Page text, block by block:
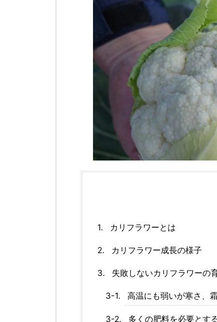
カリフラワーとは
カリフラワー成長の様子
失敗しないカリフラワーの
高温にも弱いが寒さ、
多くの肥料を必要とす